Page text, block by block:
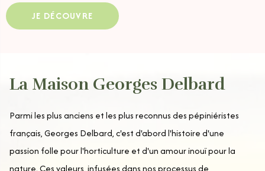
JE DÉCOUVRE
La Maison Georges Delbard
Parmi les plus anciens et les plus reconnus des pépiniéristes
français, Georges Delbard, c'est d'abord l'histoire d'une
passion folle pour l'horticulture et d'un amour inouï pour la
nature. Ces valeurs, infusées dans nos processus de